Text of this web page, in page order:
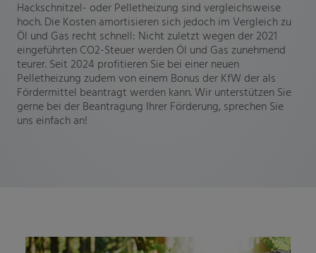
Hackschnitzel- oder Pelletheizung sind vergleichsweise
hoch. Die Kosten amortisieren sich jedoch im Vergleich zu
Öl und Gas recht schnell: Nicht zuletzt wegen der 2021
eingeführten CO2-Steuer werden Öl und Gas zunehmend
teurer. Seit 2024 profitieren Sie bei einer neuen
Pelletheizung zudem von einem Bonus der KfW der als
Fördermittel beantragt werden kann. Wir unterstützen Sie
gerne bei der Beantragung Ihrer Förderung, sprechen Sie
uns einfach an!